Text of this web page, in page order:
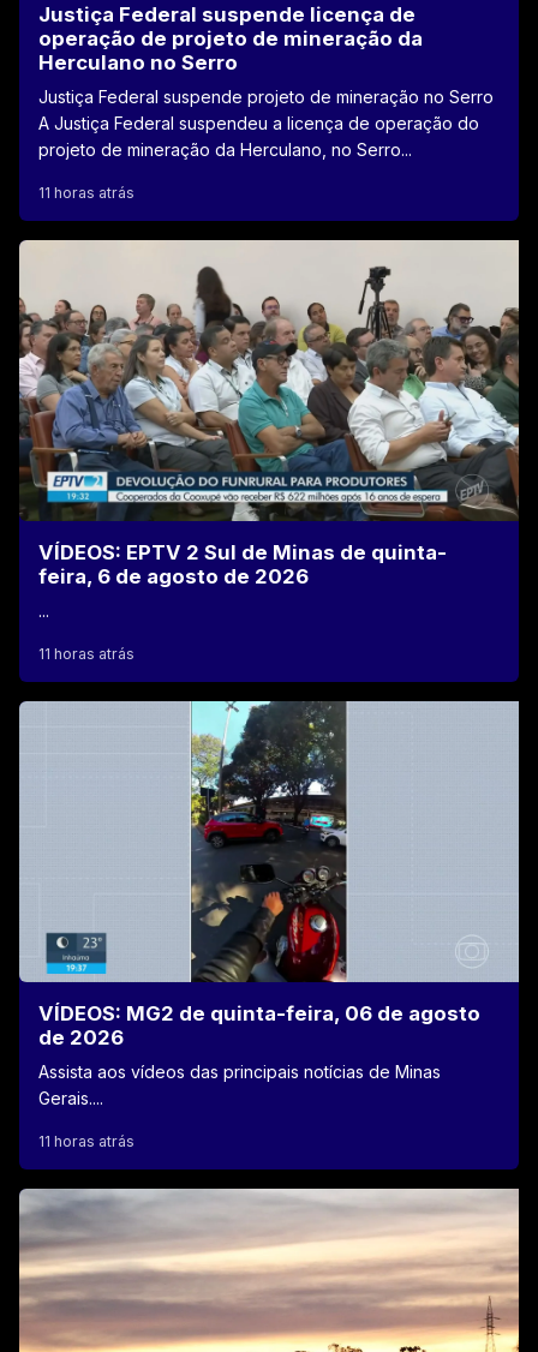
Justiça Federal suspende licença de
operação de projeto de mineração da
Herculano no Serro
Justiça Federal suspende projeto de mineração no Serro
A Justiça Federal suspendeu a licença de operação do
projeto de mineração da Herculano, no Serro...
11 horas atrás
VÍDEOS: EPTV 2 Sul de Minas de quinta-
feira, 6 de agosto de 2026
...
11 horas atrás
VÍDEOS: MG2 de quinta-feira, 06 de agosto
de 2026
Assista aos vídeos das principais notícias de Minas
Gerais....
11 horas atrás